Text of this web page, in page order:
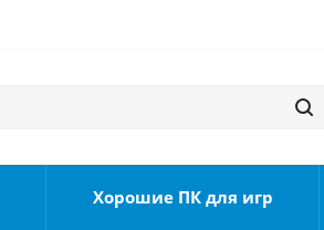
Хорошие ПК для игр